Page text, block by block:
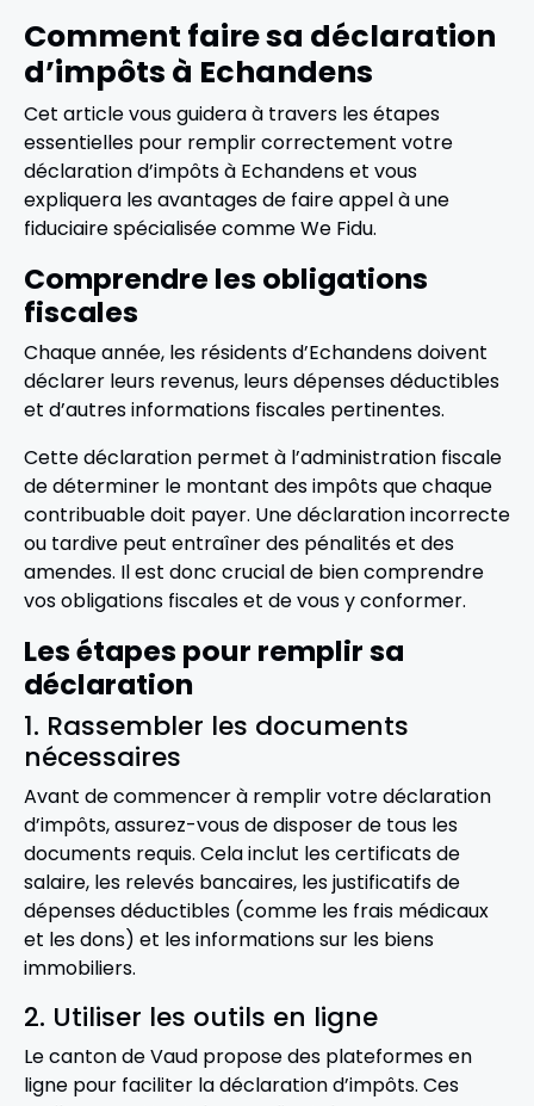
Comment faire sa déclaration
d’impôts à Echandens
Cet article vous guidera à travers les étapes
essentielles pour remplir correctement votre
déclaration d’impôts à Echandens et vous
expliquera les avantages de faire appel à une
fiduciaire spécialisée comme We Fidu.
Comprendre les obligations
fiscales
Chaque année, les résidents d’Echandens doivent
déclarer leurs revenus, leurs dépenses déductibles
et d’autres informations fiscales pertinentes.
Cette déclaration permet à l’administration fiscale
de déterminer le montant des impôts que chaque
contribuable doit payer. Une déclaration incorrecte
ou tardive peut entraîner des pénalités et des
amendes. Il est donc crucial de bien comprendre
vos obligations fiscales et de vous y conformer.
Les étapes pour remplir sa
déclaration
1. Rassembler les documents
nécessaires
Avant de commencer à remplir votre déclaration
d’impôts, assurez-vous de disposer de tous les
documents requis. Cela inclut les certificats de
salaire, les relevés bancaires, les justificatifs de
dépenses déductibles (comme les frais médicaux
et les dons) et les informations sur les biens
immobiliers.
2. Utiliser les outils en ligne
Le canton de Vaud propose des plateformes en
ligne pour faciliter la déclaration d’impôts. Ces